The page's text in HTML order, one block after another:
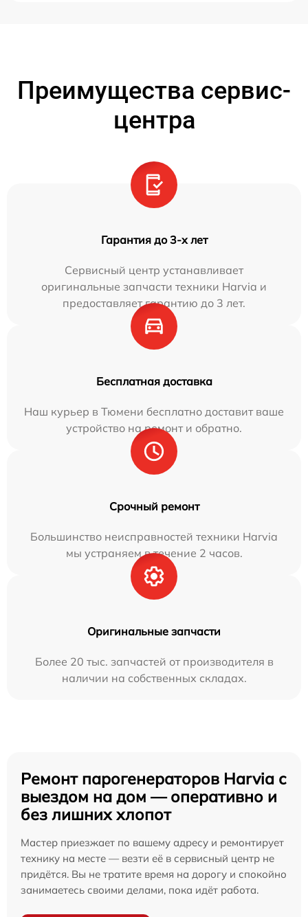
Преимущества сервис-
центра
Гарантия до 3-х лет
Сервисный центр устанавливает
оригинальные запчасти техники Harvia и
предоставляет гарантию до 3 лет.
Бесплатная доставка
Наш курьер в Тюмени бесплатно доставит ваше
устройство на ремонт и обратно.
Срочный ремонт
Большинство неисправностей техники Harvia
мы устраняем в течение 2 часов.
Оригинальные запчасти
Более 20 тыс. запчастей от производителя в
наличии на собственных складах.
Ремонт парогенераторов Harvia с
выездом на дом — оперативно и
без лишних хлопот
Мастер приезжает по вашему адресу и ремонтирует
технику на месте — везти её в сервисный центр не
придётся. Вы не тратите время на дорогу и спокойно
занимаетесь своими делами, пока идёт работа.